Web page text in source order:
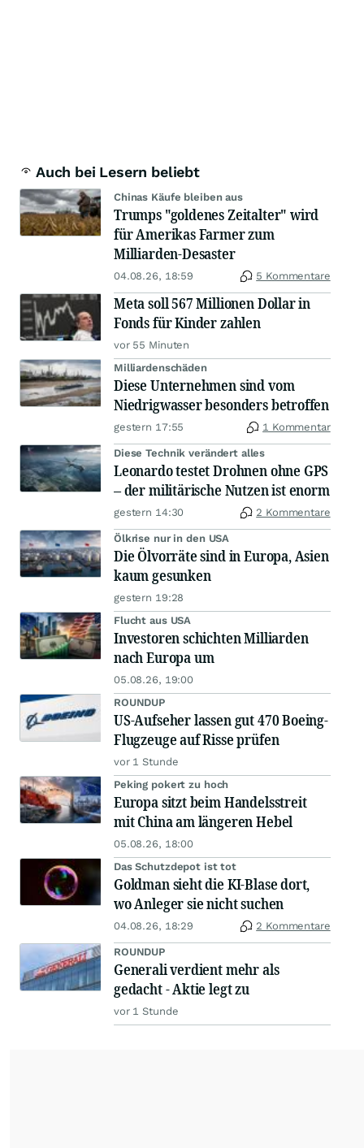
Auch bei Lesern beliebt
Chinas Käufe bleiben aus
Trumps "goldenes Zeitalter" wird
für Amerikas Farmer zum
Milliarden-Desaster
04.08.26, 18:59 5 Kommentare
Meta soll 567 Millionen Dollar in
Fonds für Kinder zahlen
vor 55 Minuten
Milliardenschäden
Diese Unternehmen sind vom
Niedrigwasser besonders betroffen
gestern 17:55 1 Kommentar
Diese Technik verändert alles
Leonardo testet Drohnen ohne GPS
– der militärische Nutzen ist enorm
gestern 14:30 2 Kommentare
Ölkrise nur in den USA
Die Ölvorräte sind in Europa, Asien
kaum gesunken
gestern 19:28
Flucht aus USA
Investoren schichten Milliarden
nach Europa um
05.08.26, 19:00
ROUNDUP
US-Aufseher lassen gut 470 Boeing-
Flugzeuge auf Risse prüfen
vor 1 Stunde
Peking pokert zu hoch
Europa sitzt beim Handelsstreit
mit China am längeren Hebel
05.08.26, 18:00
Das Schutzdepot ist tot
Goldman sieht die KI-Blase dort,
wo Anleger sie nicht suchen
04.08.26, 18:29 2 Kommentare
ROUNDUP
Generali verdient mehr als
gedacht - Aktie legt zu
vor 1 Stunde